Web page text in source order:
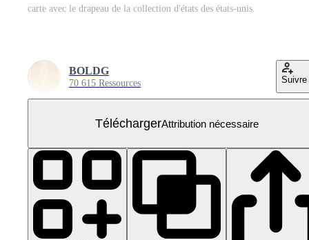
carte avec le drapeau de la collection d'états des états-unis.
BOLDG
70 615 Ressources Suivre
TéléchargerAttribution nécessaire